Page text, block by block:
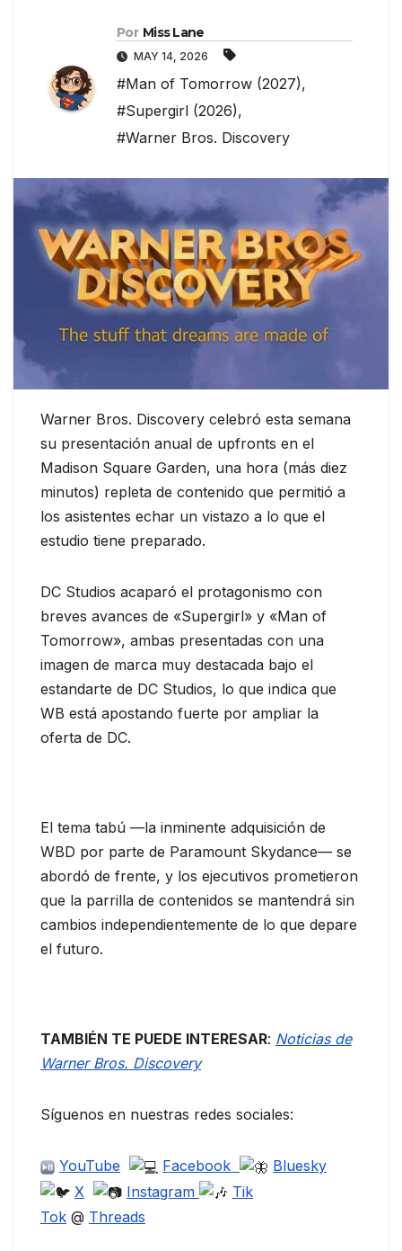
Por Miss Lane
MAY 14, 2026
#Man of Tomorrow (2027),
#Supergirl (2026),
#Warner Bros. Discovery
Warner Bros. Discovery celebró esta semana
su presentación anual de upfronts en el
Madison Square Garden, una hora (más diez
minutos) repleta de contenido que permitió a
los asistentes echar un vistazo a lo que el
estudio tiene preparado.
DC Studios acaparó el protagonismo con
breves avances de «Supergirl» y «Man of
Tomorrow», ambas presentadas con una
imagen de marca muy destacada bajo el
estandarte de DC Studios, lo que indica que
WB está apostando fuerte por ampliar la
oferta de DC.
El tema tabú —la inminente adquisición de
WBD por parte de Paramount Skydance— se
abordó de frente, y los ejecutivos prometieron
que la parrilla de contenidos se mantendrá sin
cambios independientemente de lo que depare
el futuro.
TAMBIÉN TE PUEDE INTERESAR: Noticias de
Warner Bros. Discovery
Síguenos en nuestras redes sociales:
YouTube Facebook
Bluesky
X
Instagram
Tik
Tok @ Threads